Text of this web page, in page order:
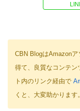
CBN BlogはAmazon
得て、良質なコンテン
ト内のリンク経由で
くと、大変助かりま